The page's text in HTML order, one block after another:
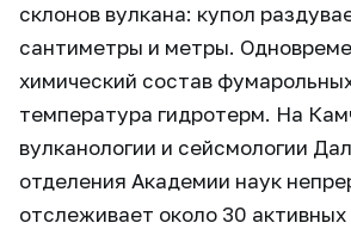
склонов вулкана: купол
сантиметры и метры.
химический состав
температура гидротерм. На
вулканологии и сейсмологии
отделения Академии наук
отслеживает около 30 активных